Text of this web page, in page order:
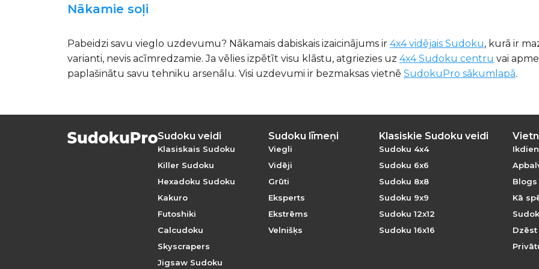
Nākamie soļi
Pabeidzi savu vieglo uzdevumu? Nākamais dabiskais izaicinājums ir 4x4 vidējais Sudoku, kurā ir
varianti, nevis acīmredzamie. Ja vēlies izpētīt visu klāstu, atgriezies uz 4x4 Sudoku centru vai
paplašinātu savu tehniku arsenālu. Visi uzdevumi ir bezmaksas vietnē SudokuPro sākumlapā.
Sudoku veidi
Klasiskais Sudoku
Killer Sudoku
Hexadoku Sudoku
Kakuro
Futoshiki
Calcudoku
Skyscrapers
Jigsaw Sudoku
Sudoku līmeņi
Viegli
Vidēji
Grūti
Eksperts
Ekstrēms
Velnišķs
Klasiskie Sudoku veidi
Sudoku 4x4
Sudoku 6x6
Sudoku 8x8
Sudoku 9x9
Sudoku 12x12
Sudoku 16x16
Blogs
Kā